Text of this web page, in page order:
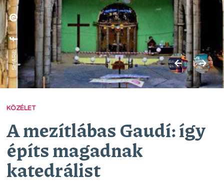
SHARE:
KÖZÉLET
A mezítlábas Gaudí: így
építs magadnak
katedrálist